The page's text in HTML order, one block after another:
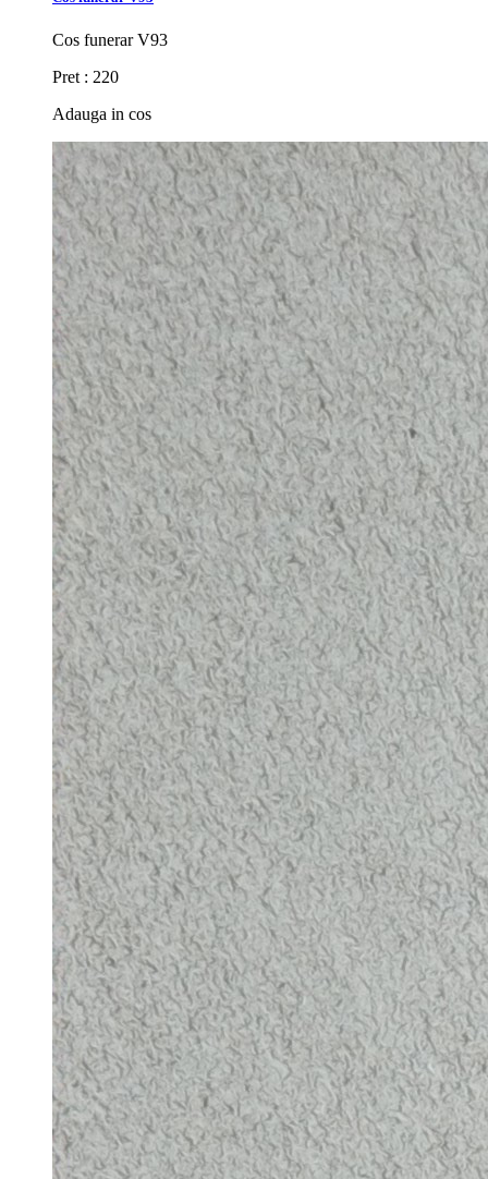
Cos funerar V93
Pret : 220
Adauga in cos